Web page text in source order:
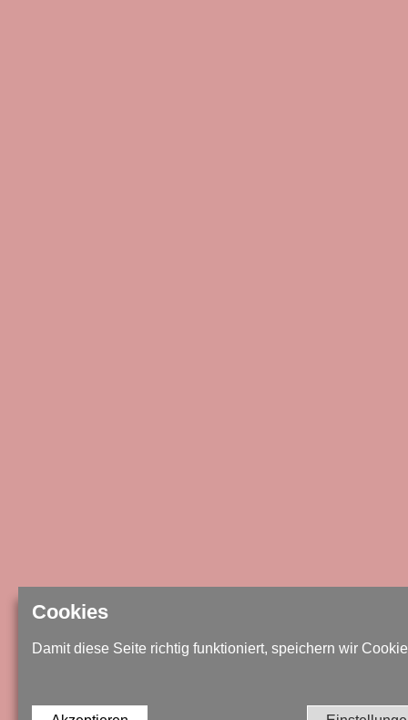
Cookies
Damit diese Seite richtig funktioniert, speichern wir